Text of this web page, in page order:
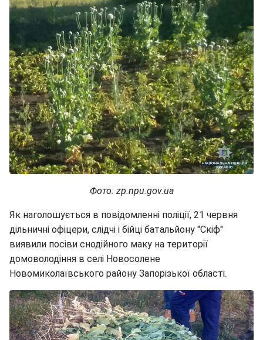
Фото: zp.npu.gov.ua
Як наголошується в повідомленні поліції, 21 червня
дільничні офіцери, слідчі і бійці батальйону "Скіф"
виявили посіви снодійного маку на території
домоволодіння в селі Новосолене
Новомиколаївського району Запорізької області.